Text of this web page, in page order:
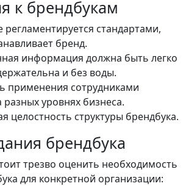
к брендбукам
стандартами,
бренд.
информация должна быть легко
и без воды.
применения сотрудниками
уровнях бизнеса.
целостность структуры брендбука.
брендбука
трезво оценить необходимость
для конкретной организации: